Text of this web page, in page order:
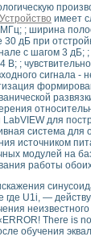
типа В-46
на базе
Устройство имеет
; ширина
30 дБ при
с шагом 3
В; ;
сигнала
для
система для
источником
модулей на
работы
где U1i, —
There is
обучения